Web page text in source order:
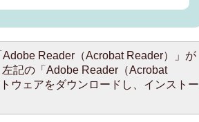
Reader（Acrobat Reader）」が
記の「Adobe Reader（Acrobat
ウェアをダウンロードし、インストー